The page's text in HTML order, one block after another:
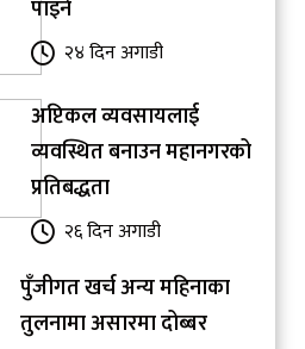
पाइने
२४ दिन अगाडी
अप्टिकल व्यवसायलाई
व्यवस्थित बनाउन महानगरको
प्रतिबद्धता
२६ दिन अगाडी
पुँजीगत खर्च अन्य महिनाका
तुलनामा असारमा दोब्बर